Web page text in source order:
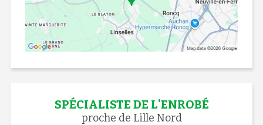
SPÉCIALISTE DE L'ENROBÉ
proche de Lille Nord